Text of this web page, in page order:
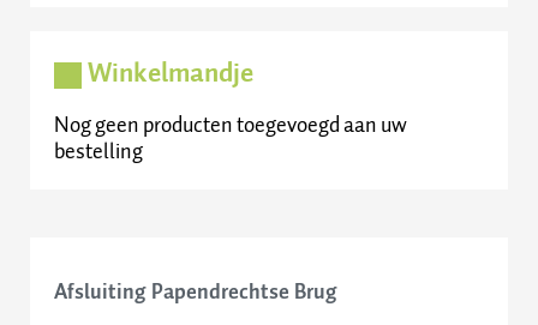
Over ons
Contact
Winkelmandje
Nog geen producten toegevoegd aan uw
bestelling
Afsluiting Papendrechtse Brug